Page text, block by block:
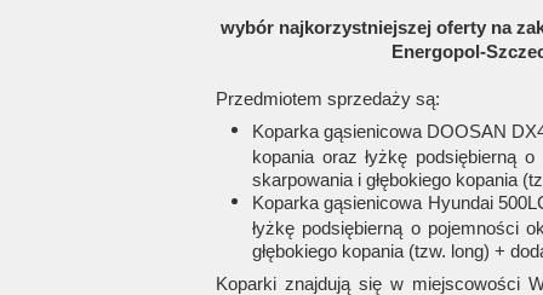
wybór najkorzystniejszej oferty na
Energopol-
Przedmiotem sprzedaży są:
Koparka gąsienicowa DOOSAN
kopania oraz łyżkę podsiębierną
skarpowania i głębokiego kopania
Koparka gąsienicowa Hyundai
łyżkę podsiębierną o pojemności
głębokiego kopania (tzw. long) +
Koparki znajdują się w miejscowości